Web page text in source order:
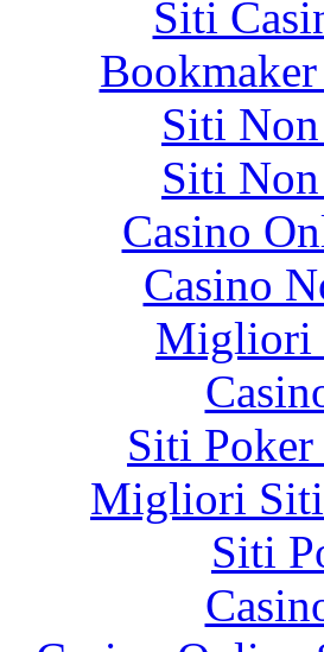
Siti
Siti
Siti
Casino
Casino
Migliori
Siti
Migliori Siti
Siti